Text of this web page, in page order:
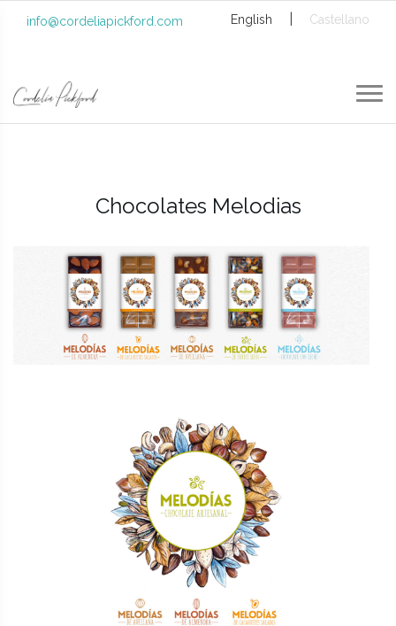
info@cordeliapickford.com English Castellano
Chocolates Melodias